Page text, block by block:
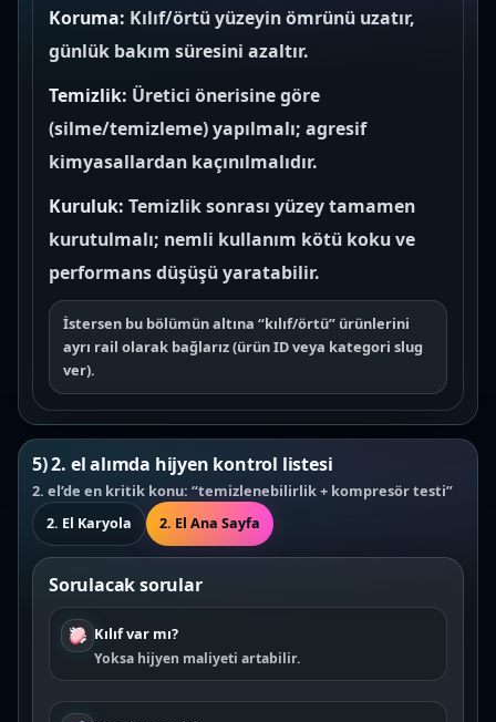
Koruma: Kılıf/örtü yüzeyin ömrünü uzatır,
günlük bakım süresini azaltır.
Temizlik: Üretici önerisine göre
(silme/temizleme) yapılmalı; agresif
kimyasallardan kaçınılmalıdır.
Kuruluk: Temizlik sonrası yüzey tamamen
kurutulmalı; nemli kullanım kötü koku ve
performans düşüşü yaratabilir.
İstersen bu bölümün altına “kılıf/örtü” ürünlerini
ayrı rail olarak bağlarız (ürün ID veya kategori slug
ver).
5) 2. el alımda hijyen kontrol listesi
2. el’de en kritik konu: “temizlenebilirlik + kompresör testi”
2. El Karyola 2. El Ana Sayfa
Sorulacak sorular
Kılıf var mı?
Yoksa hijyen maliyeti artabilir.